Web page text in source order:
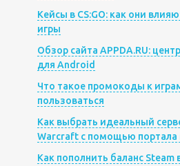
Кейсы в CS:GO: как они
игры
Обзор сайта APPDA.RU:
для Android
Что такое промокоды к
пользоваться
Как выбрать идеальный
Warcraft с помощью портала
Как пополнить баланс Steam